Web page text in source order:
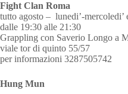
Fight Clan Roma
tutto agosto – lunedi’-mercoledi’
dalle 19:30 alle 21:30
Grappling con Saverio Longo a
viale tor di quinto 55/57
per informazioni 3287505742
Hung Mun